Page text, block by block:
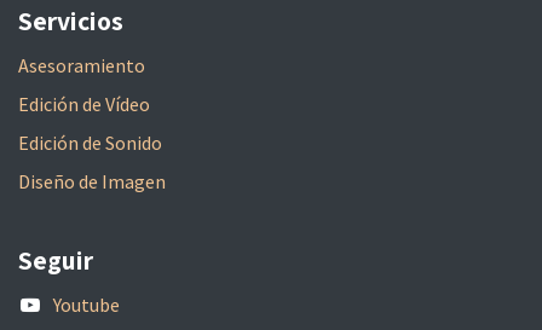
Seguir
Youtube
Servicios
Asesoramiento
Edición de Vídeo
Edición de Sonido
Diseño de Imagen